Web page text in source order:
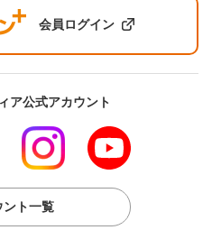
会員ログイン
ア公式アカウント
ント一覧